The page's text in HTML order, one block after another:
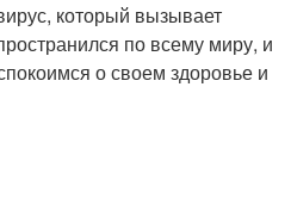
который вызывает
по всему миру, и
о своем здоровье и